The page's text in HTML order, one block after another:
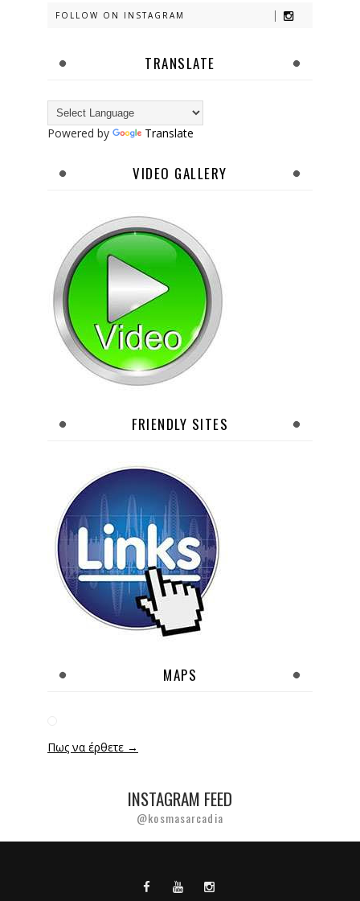
FOLLOW ON INSTAGRAM
TRANSLATE
Powered by Translate
VIDEO GALLERY
FRIENDLY SITES
MAPS
Πως να έρθετε →
INSTAGRAM FEED
@kosmasarcadia